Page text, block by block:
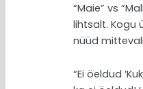
“Maie” vs
lihtsalt. Kogu
nüüd
“Ei öeldud